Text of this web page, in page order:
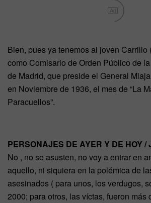
Ad
Bien, pues ya tenemos al joven Carrillo
como Comisario de Orden Público de
de Madrid, que preside el General
en Noviembre de 1936, el mes de “La
Paracuellos”.
PERSONAJES DE AYER Y DE HOY /
No , no se asusten, no voy a entrar en
aquello, ni siquiera en la polémica de
asesinados ( para unos, los verdugos,
2000; para otros, las víctas, fueron más